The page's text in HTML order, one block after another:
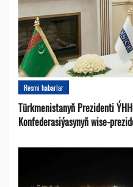
Resmi habarlar
Türkmenistanyň Prezidenti
Konfederasiýasynyň wise-